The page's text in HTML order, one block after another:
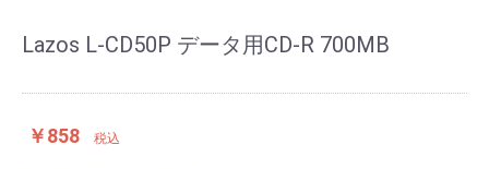
Lazos L-CD50P データ用CD-R 700MB
￥858 税込